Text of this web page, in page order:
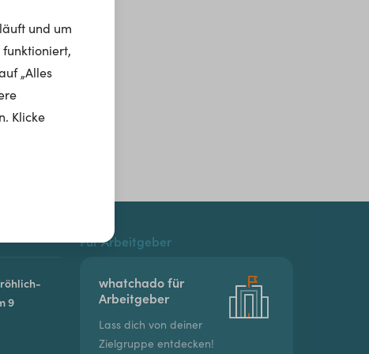
9
Für Arbeitgeber
whatchado für
Arbeitgeber
Lass dich von deiner
Zielgruppe entdecken!
und um
„Alles
Klicke